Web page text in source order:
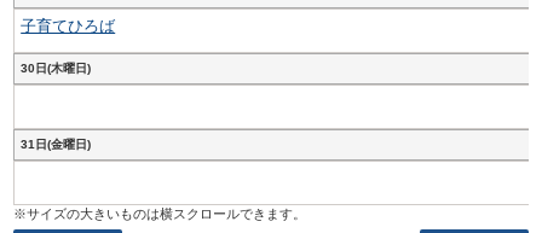
子育てひろば
30日(木曜日)
31日(金曜日)